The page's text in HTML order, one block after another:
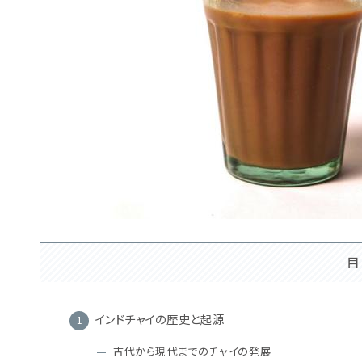
インドチャイの歴史と起源
古代から現代までのチャイの発展